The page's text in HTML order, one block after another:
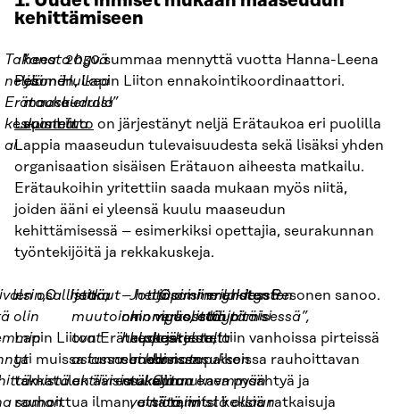
kehittämiseen
”
Takana
neljä
Erätauko-
keskustelua
ai
heesta hyvä
elämä
maaseudulla
vuonna
2030.
Huikea
kierros!”
summaa mennyttä vuotta Hanna-Leena
Pesonen, Lapin Liiton ennakointikoordinaattori.
Lapin Liitto on järjestänyt neljä Erätaukoa eri puolilla
Lappia maaseudun tulevaisuudesta sekä lisäksi yhden
organisaation sisäisen Erätauon aiheesta matkailu.
Erätaukoihin yritettiin saada mukaan myös niitä,
joiden ääni ei yleensä kuulu maaseudun
kehittämisessä – esimerkiksi opettajia, seurakunnan
työntekijöitä ja rekkakuskeja.
olin
saman
. O
len osallistanut
heitä,
jotka
muutoinkin
ovat
asiassa
aktiivisia
– heitä
on
helppo
saada
mukaan.
Jotta saisi
monipuolista
keskustelua,
ei kannata
tukeutua
vain omiin
ja omiin
verkostoihin
. Opimme yhdessä
myös, että pitäisi
keskustella
konsensuksen
sijaan enemmän
siitä, mistä ollaan
erilaisten
merkitysten
löytämisessä”,
Pesonen sanoo.
Lapin Liiton Erätauot järjestettiin vanhoissa pirteissä
tai muissa tunnelmallisissa paikoissa rauhoittavan
takkatulen ääressä. Oli mukava pysähtyä ja
rauhoittua ilman, että tarvitsi keksiä ratkaisuja